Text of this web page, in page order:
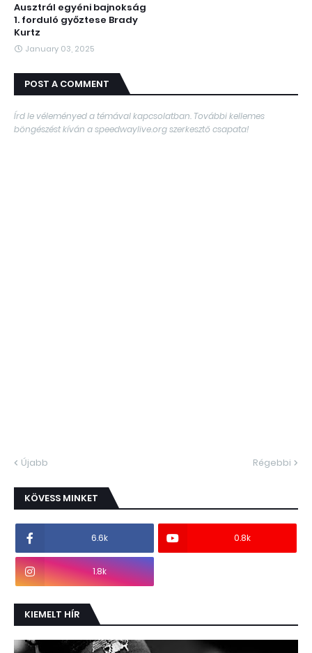
Ausztrál egyéni bajnokság
1. forduló győztese Brady
Kurtz
January 03, 2025
POST A COMMENT
Írd le véleményed a témával kapcsolatban. További kellemes
böngészést kíván a speedwaylive.org szerkesztő csapata!
Újabb Régebbi
KÖVESS MINKET
6.6k 0.8k
1.8k
KIEMELT HÍR